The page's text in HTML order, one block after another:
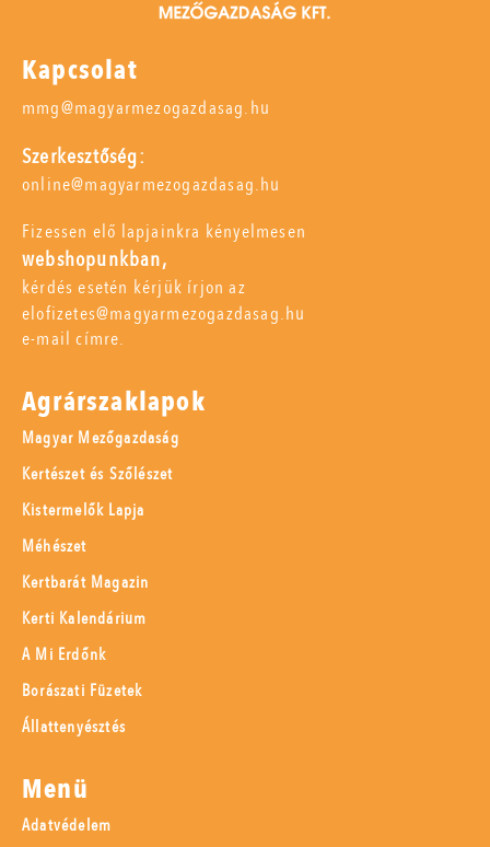
Kapcsolat
mmg@magyarmezogazdasag.hu
Szerkesztőség:
online@magyarmezogazdasag.hu
Fizessen elő lapjainkra kényelmesen
webshopunkban,
kérdés esetén kérjük írjon az
elofizetes@magyarmezogazdasag.hu
e-mail címre.
Agrárszaklapok
Magyar Mezőgazdaság
Kertészet és Szőlészet
Kistermelők Lapja
Méhészet
Kertbarát Magazin
Kerti Kalendárium
A Mi Erdőnk
Borászati Füzetek
Állattenyésztés
Menü
Adatvédelem